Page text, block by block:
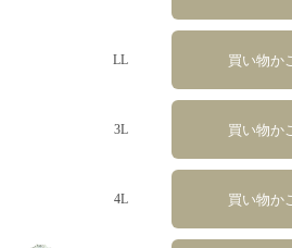
LL 買い物か
3L 買い物か
4L 買い物か